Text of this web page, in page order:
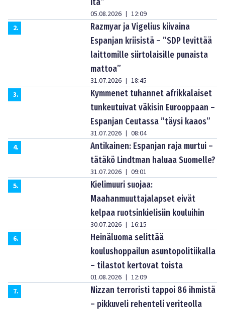
05.08.2026 | 12:09
2.
Razmyar ja Vigelius kiivaina
Espanjan kriisistä – ”SDP levittää
laittomille siirtolaisille punaista
mattoa”
31.07.2026 | 18:45
3.
Kymmenet tuhannet afrikkalaiset
tunkeutuivat väkisin Eurooppaan –
Espanjan Ceutassa ”täysi kaaos”
31.07.2026 | 08:04
4.
Antikainen: Espanjan raja murtui –
tätäkö Lindtman haluaa Suomelle?
31.07.2026 | 09:01
5.
Kielimuuri suojaa:
Maahanmuuttajalapset eivät
kelpaa ruotsinkielisiin kouluihin
30.07.2026 | 16:15
6.
Heinäluoma selittää
koulushoppailun asuntopolitiikalla
– tilastot kertovat toista
01.08.2026 | 12:09
7.
Nizzan terroristi tappoi 86 ihmistä
– pikkuveli rehenteli veriteolla